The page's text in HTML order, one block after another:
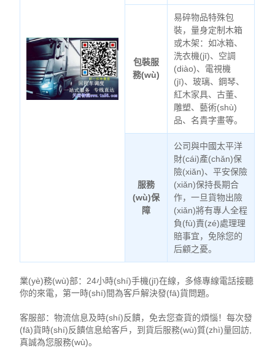
包裝服
務(wù)
易碎物品特殊包
裝，量身定制木箱
或木架：如冰箱、
洗衣機(jī)、空調
(diào)、電視機
(jī)、玻璃、鋼琴、
紅木家具、古董、
雕塑、藝術(shù)
品、名貴字畫等。
服務
(wù)保
障
公司與中國太平洋
財(cái)產(chǎn)保
險(xiǎn)、平安保險
(xiǎn)保持長期合
作，一旦貨物出險
(xiǎn)將有專人全程
負(fù)責(zé)處理理
賠事宜，免除您的
后顧之憂。
業(yè)務(wù)部：24小時(shí)手機(jī)在線，多條專線電話接聽
你的來電，第一時(shí)間為客戶解決發(fā)貨問題。
客服部：物流信息及時(shí)反饋，免去您查貨的煩惱！每次發
(fā)貨時(shí)反饋信息給客戶，到貨后服務(wù)質(zhì)量回訪,
真誠為您服務(wù)。